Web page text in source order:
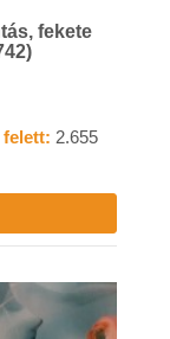
fekete
felett: 2.655